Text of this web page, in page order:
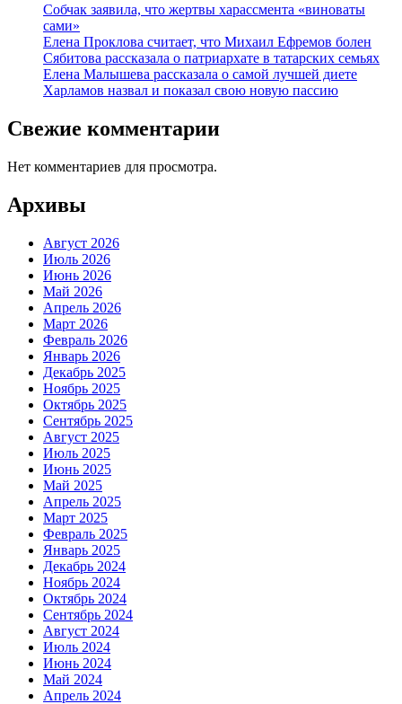
Собчак заявила, что жертвы харассмента «виноваты
сами»
Елена Проклова считает, что Михаил Ефремов болен
Сябитова рассказала о патриархате в татарских семьях
Елена Малышева рассказала о самой лучшей диете
Харламов назвал и показал свою новую пассию
Свежие комментарии
Нет комментариев для просмотра.
Архивы
Август 2026
Июль 2026
Июнь 2026
Май 2026
Апрель 2026
Март 2026
Февраль 2026
Январь 2026
Декабрь 2025
Ноябрь 2025
Октябрь 2025
Сентябрь 2025
Август 2025
Июль 2025
Июнь 2025
Май 2025
Апрель 2025
Март 2025
Февраль 2025
Январь 2025
Декабрь 2024
Ноябрь 2024
Октябрь 2024
Сентябрь 2024
Август 2024
Июль 2024
Июнь 2024
Май 2024
Апрель 2024